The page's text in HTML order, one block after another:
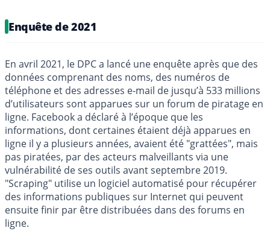
Enquête de 2021
En avril 2021, le DPC a lancé une enquête après que des
données comprenant des noms, des numéros de
téléphone et des adresses e-mail de jusqu’à 533 millions
d’utilisateurs sont apparues sur un forum de piratage en
ligne. Facebook a déclaré à l’époque que les
informations, dont certaines étaient déjà apparues en
ligne il y a plusieurs années, avaient été "grattées", mais
pas piratées, par des acteurs malveillants via une
vulnérabilité de ses outils avant septembre 2019.
"Scraping" utilise un logiciel automatisé pour récupérer
des informations publiques sur Internet qui peuvent
ensuite finir par être distribuées dans des forums en
ligne.